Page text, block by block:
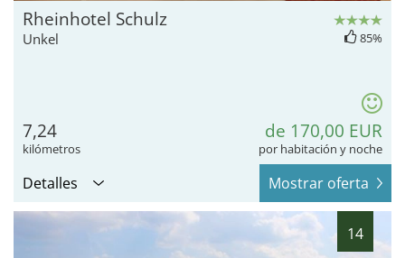
Rheinhotel Schulz
Unkel 85%
7,24
kilómetros
de 170,00 EUR
por habitación y noche
Detalles Mostrar oferta
14